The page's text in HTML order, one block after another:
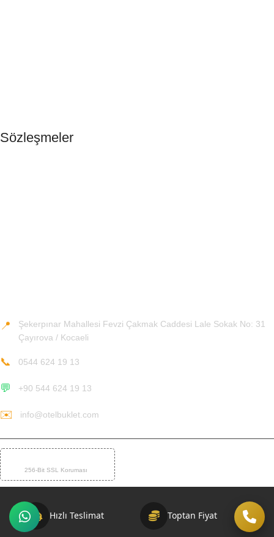
Sözleşmeler
📍
Şekerpınar Mahallesi Fevzi Çakmak Caddesi Lale Sokak No: 31
Çayırova / Kocaeli
📞 0544 624 19 13
💬 +90 544 624 19 13
✉️ info@otelbuklet.com
256-Bit SSL Koruması
Hızlı Teslimat Toptan Fiyat